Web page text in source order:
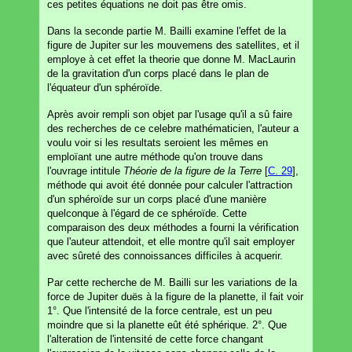
ces petites équations ne doit pas être omis.
Dans la seconde partie M. Bailli examine l'effet de la
figure de Jupiter sur les mouvemens des satellites, et il
employe à cet effet la theorie que donne M. MacLaurin
de la gravitation d'un corps placé dans le plan de
l'équateur d'un sphéroïde.
Après avoir rempli son objet par l'usage qu'il a sû faire
des recherches de ce celebre mathématicien, l'auteur a
voulu voir si les resultats seroient les mêmes en
emploïant une autre méthode qu'on trouve dans
l'ouvrage intitule Théorie de la figure de la Terre [C. 29],
méthode qui avoit été donnée pour calculer l'attraction
d'un sphéroïde sur un corps placé d'une manière
quelconque à l'égard de ce sphéroïde. Cette
comparaison des deux méthodes a fourni la vérification
que l'auteur attendoit, et elle montre qu'il sait employer
avec sûreté des connoissances difficiles à acquerir.
Par cette recherche de M. Bailli sur les variations de la
force de Jupiter duës à la figure de la planette, il fait voir
1°. Que l'intensité de la force centrale, est un peu
moindre que si la planette eût été sphérique. 2°. Que
l'alteration de l'intensité de cette force changant